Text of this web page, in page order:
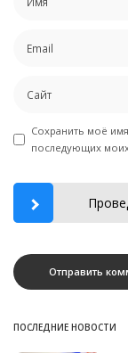
Сохранить моё
последующих
ПОСЛЕДНИЕ НОВОСТИ